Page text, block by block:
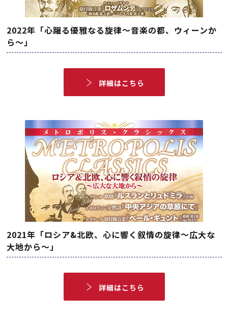
2022年「心躍る優雅なる旋律～音楽の都、ウィーンか
ら～」
詳細はこちら
2021年「ロシア&北欧、心に響く叙情の旋律～広大な
大地から～」
詳細はこちら